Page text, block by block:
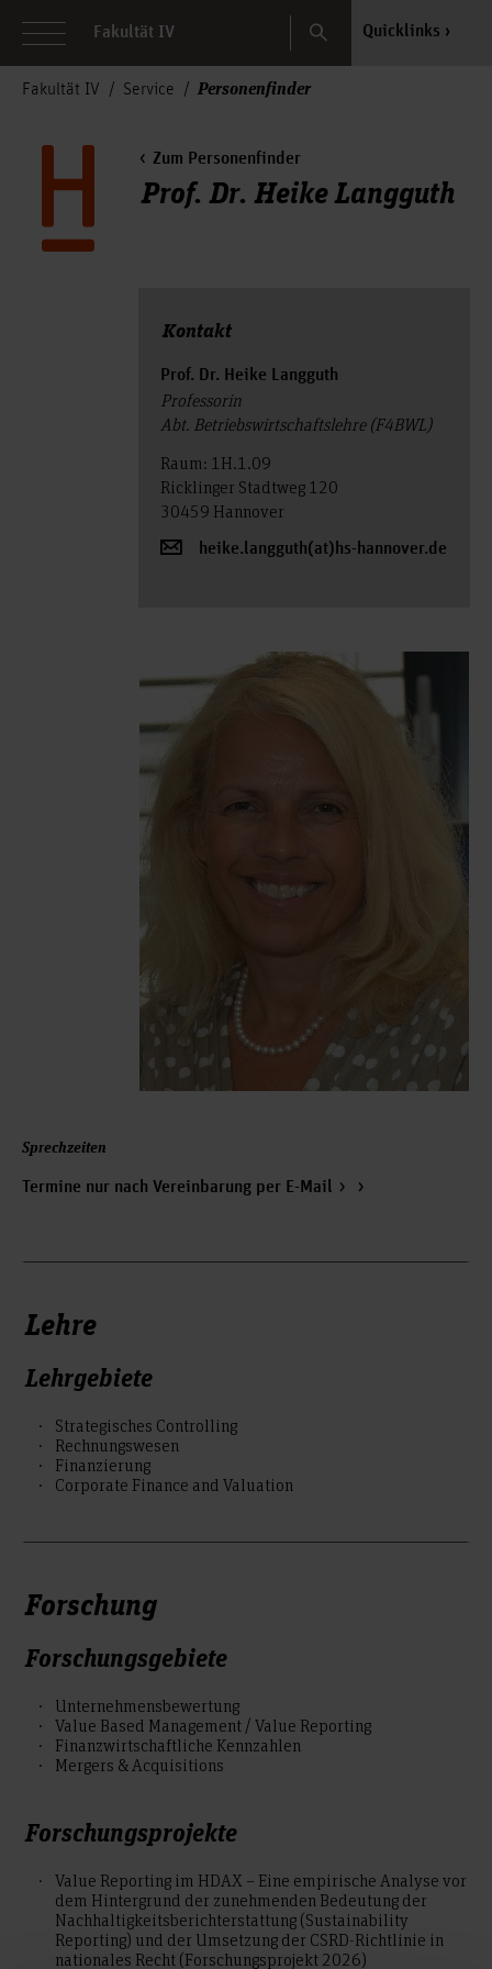
Fakultät IV Search Quicklinks
Fakultät IV Service Personenfinder
Zum Personenfinder
Prof. Dr. Heike Langguth
Kontakt
Prof. Dr. Heike Langguth
Professorin
Abt. Betriebswirtschaftslehre (F4BWL)
Raum: 1H.1.09
Ricklinger Stadtweg 120
30459 Hannover
heike.langguth(at)hs-hannover.de
Sprechzeiten
Termine nur nach Vereinbarung per E-Mail
Lehre
Lehrgebiete
Strategisches Controlling
Rechnungswesen
Finanzierung
Corporate Finance and Valuation
Forschung
Forschungsgebiete
Unternehmensbewertung
Value Based Management / Value Reporting
Finanzwirtschaftliche Kennzahlen
Mergers & Acquisitions
Forschungsprojekte
Value Reporting im HDAX – Eine empirische Analyse vor
dem Hintergrund der zunehmenden Bedeutung der
Nachhaltigkeitsberichterstattung (Sustainability
Reporting) und der Umsetzung der CSRD-Richtlinie in
nationales Recht (Forschungsprojekt 2026)